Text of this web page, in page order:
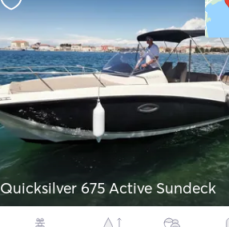
Quicksilver 675 Active Sundeck